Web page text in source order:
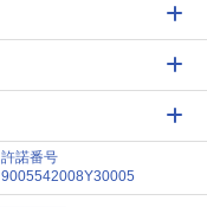
許諾番号
9005542008Y30005